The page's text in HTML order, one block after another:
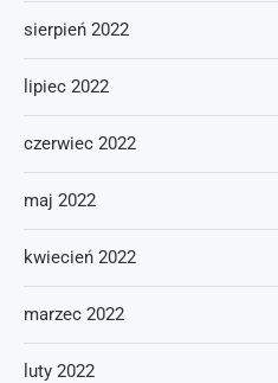
sierpień 2022
lipiec 2022
czerwiec 2022
maj 2022
kwiecień 2022
marzec 2022
luty 2022